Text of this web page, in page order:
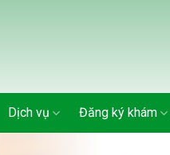
Dịch vụ Đăng ký khám